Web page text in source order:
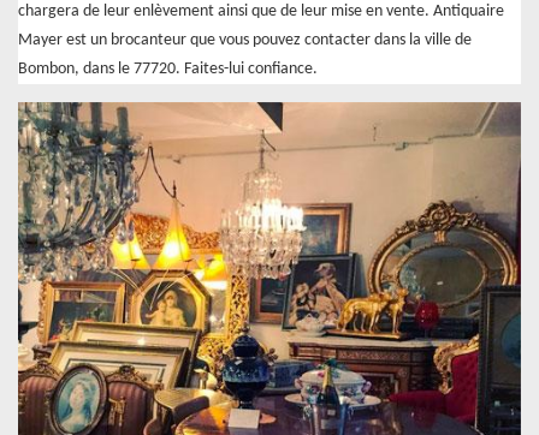
chargera de leur enlèvement ainsi que de leur mise en vente. Antiquaire
Mayer est un brocanteur que vous pouvez contacter dans la ville de
Bombon, dans le 77720. Faites-lui confiance.